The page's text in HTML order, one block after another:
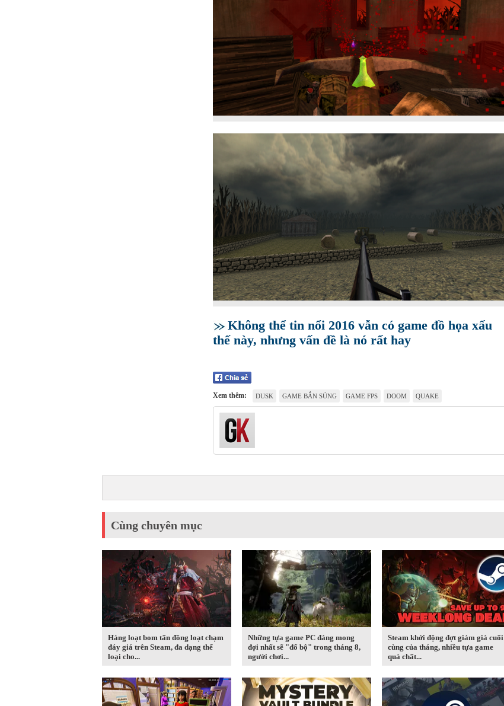
Không thể tin nổi 2016 vẫn có game đồ họa xấu
thế này, nhưng vấn đề là nó rất hay
Xem thêm: DUSK GAME BẮN SÚNG GAME FPS DOOM QUAKE
Cùng chuyên mục
Hàng loạt bom tấn đồng loạt chạm
đáy giá trên Steam, đa dạng thể
loại cho...
Những tựa game PC đáng mong
đợi nhất sẽ "đổ bộ" trong tháng 8,
người chơi...
Steam khởi động đợt giảm giá cuối
cùng của tháng, nhiều tựa game
quá chất...